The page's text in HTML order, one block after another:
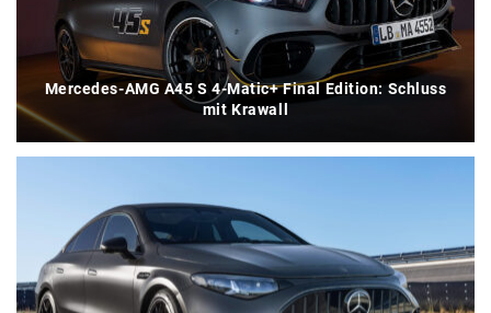
Mercedes-AMG A45 S 4-Matic+ Final Edition: Schluss
mit Krawall